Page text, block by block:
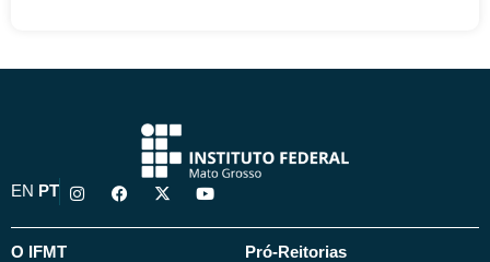
EN PT
I
n
t
F
a
e
X
-
w
Y
o
t
O IFMT Pró-Reitorias